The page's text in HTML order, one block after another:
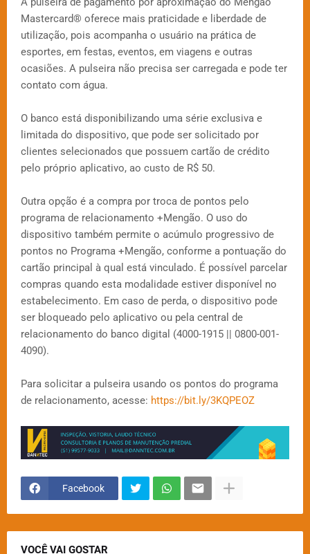
Mastercard®️ oferece mais praticidade e liberdade de
utilização, pois acompanha o usuário na prática de
esportes, em festas, eventos, em viagens e outras
ocasiões. A pulseira não precisa ser carregada e pode ter
contato com água.
O banco está disponibilizando uma série exclusiva e
limitada do dispositivo, que pode ser solicitado por
clientes selecionados que possuem cartão de crédito
pelo próprio aplicativo, ao custo de R$ 50.
Outra opção é a compra por troca de pontos pelo
programa de relacionamento +Mengão. O uso do
dispositivo também permite o acúmulo progressivo de
pontos no Programa +Mengão, conforme a pontuação do
cartão principal à qual está vinculado. É possível parcelar
compras quando esta modalidade estiver disponível no
estabelecimento. Em caso de perda, o dispositivo pode
ser bloqueado pelo aplicativo ou pela central de
relacionamento do banco digital (4000-1915 || 0800-001-
4090).
Para solicitar a pulseira usando os pontos do programa
de relacionamento, acesse: https://bit.ly/3KQPEOZ
Facebook
VOCÊ VAI GOSTAR